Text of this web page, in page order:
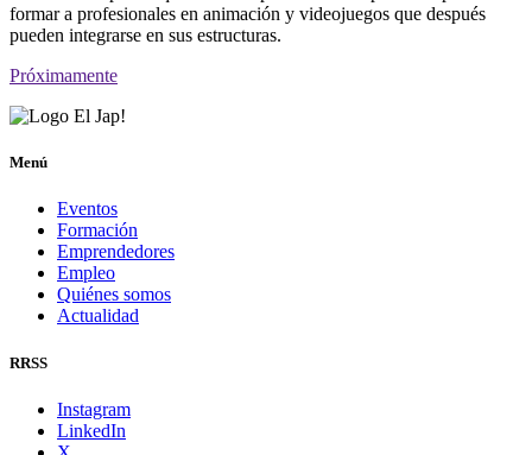
formar a profesionales en animación y videojuegos que después
pueden integrarse en sus estructuras.
Próximamente
Menú
Eventos
Formación
Emprendedores
Empleo
Quiénes somos
Actualidad
RRSS
Instagram
LinkedIn